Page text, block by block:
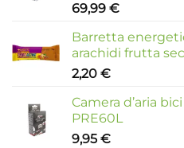
69,99 €
Barretta
arachidi frutta
2,20 €
Camera d’aria
PRE60L
9,95 €